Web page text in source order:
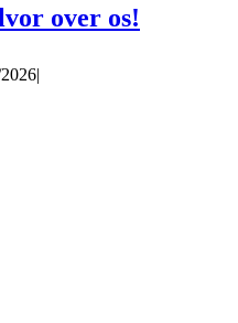
over os!
|